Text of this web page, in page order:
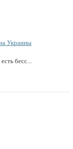
Украины
бесс...